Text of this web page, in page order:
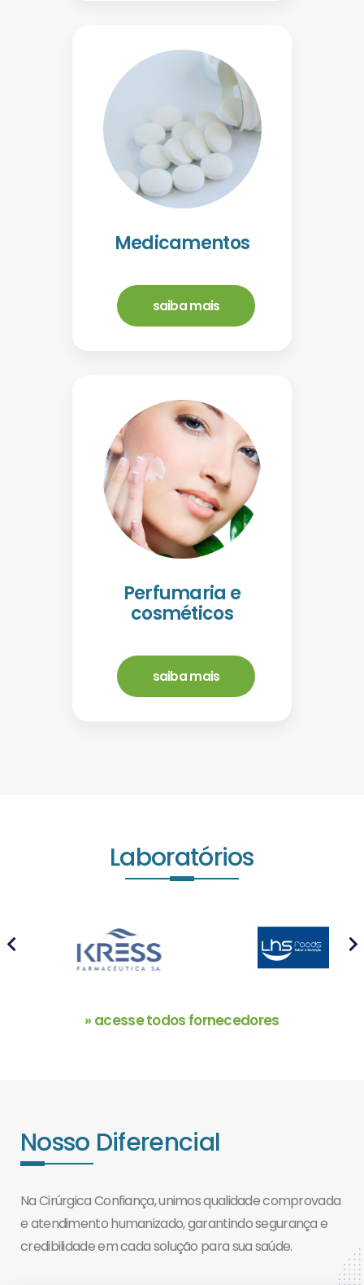
Medicamentos
saiba mais
Perfumaria e
cosméticos
saiba mais
Laboratórios
prev next
» acesse todos fornecedores
Nosso Diferencial
Na Cirúrgica Confiança, unimos qualidade comprovada
e atendimento humanizado, garantindo segurança e
credibilidade em cada solução para sua saúde.